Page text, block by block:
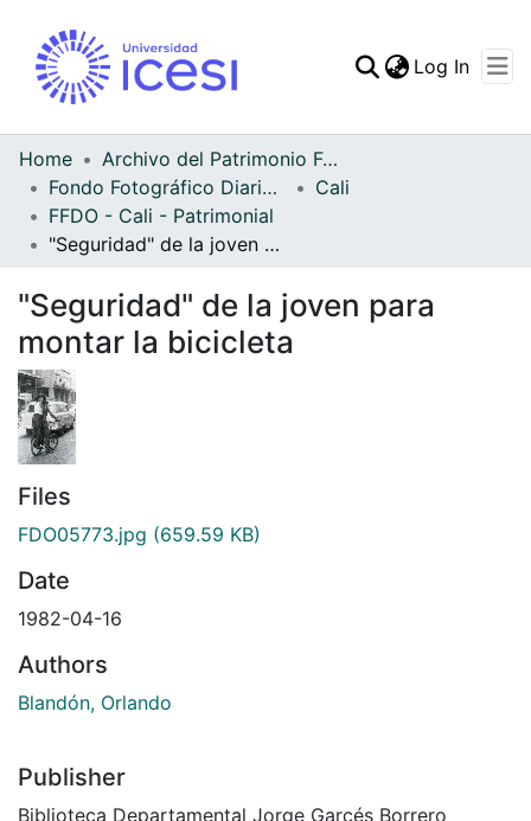
Statistics
Log In
Home
Archivo del Patrimonio Fotográfico y Fílmico del Valle del Cauca
Fondo Fotográfico Diario Occidente
Cali
FFDO - Cali - Patrimonial
"Seguridad" de la joven para montar la bicicleta
"Seguridad" de la joven para
montar la bicicleta
Files
FDO05773.jpg (659.59 KB)
Date
1982-04-16
Authors
Blandón, Orlando
Publisher
Biblioteca Departamental Jorge Garcés Borrero